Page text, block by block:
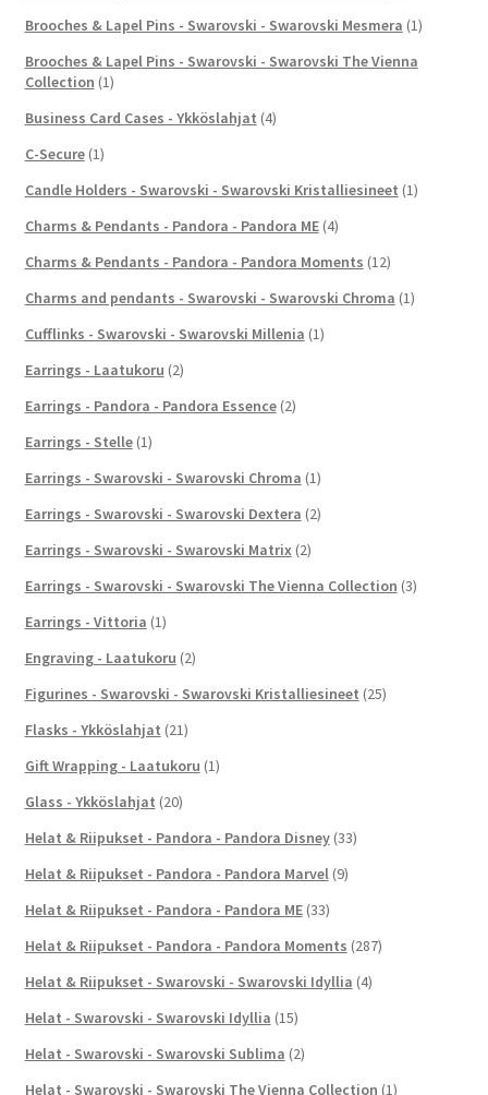
Brooches & Lapel Pins - Swarovski - Swarovski Mesmera (1)
Brooches & Lapel Pins - Swarovski - Swarovski The Vienna
Collection (1)
Business Card Cases - Ykköslahjat (4)
C-Secure (1)
Candle Holders - Swarovski - Swarovski Kristalliesineet (1)
Charms & Pendants - Pandora - Pandora ME (4)
Charms & Pendants - Pandora - Pandora Moments (12)
Charms and pendants - Swarovski - Swarovski Chroma (1)
Cufflinks - Swarovski - Swarovski Millenia (1)
Earrings - Laatukoru (2)
Earrings - Pandora - Pandora Essence (2)
Earrings - Stelle (1)
Earrings - Swarovski - Swarovski Chroma (1)
Earrings - Swarovski - Swarovski Dextera (2)
Earrings - Swarovski - Swarovski Matrix (2)
Earrings - Swarovski - Swarovski The Vienna Collection (3)
Earrings - Vittoria (1)
Engraving - Laatukoru (2)
Figurines - Swarovski - Swarovski Kristalliesineet (25)
Flasks - Ykköslahjat (21)
Gift Wrapping - Laatukoru (1)
Glass - Ykköslahjat (20)
Helat & Riipukset - Pandora - Pandora Disney (33)
Helat & Riipukset - Pandora - Pandora Marvel (9)
Helat & Riipukset - Pandora - Pandora ME (33)
Helat & Riipukset - Pandora - Pandora Moments (287)
Helat & Riipukset - Swarovski - Swarovski Idyllia (4)
Helat - Swarovski - Swarovski Idyllia (15)
Helat - Swarovski - Swarovski Sublima (2)
Helat - Swarovski - Swarovski The Vienna Collection (1)